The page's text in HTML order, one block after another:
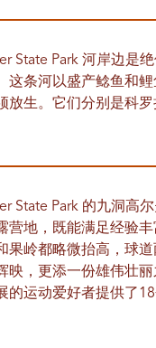
State Park 河岸边是
这条河以盛产鲶鱼和
放生。它们分别是科
State Park 的九洞高
营地，既能满足经验
果岭都略微抬高，球
映，更添一份雄伟壮
运动爱好者提供了18